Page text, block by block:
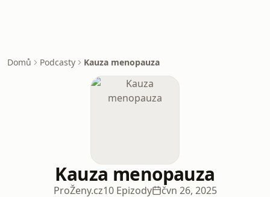
Domů Podcasty Kauza menopauza
Kauza menopauza
ProŽeny.cz10 Epizody čvn 26, 2025